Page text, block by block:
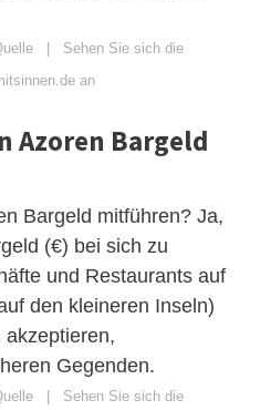
| Sehen Sie sich die
an
Azoren Bargeld
Bargeld mitführen? Ja,
(€) bei sich zu
und Restaurants auf
den kleineren Inseln)
akzeptieren,
Gegenden.
| Sehen Sie sich die